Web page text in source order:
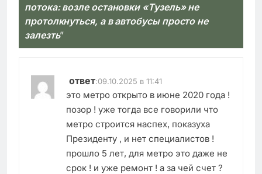
потока: возле остановки «Тузель» не
протолкнуться, а в автобусы просто не
залезть”
ответ:09.10.2025 в 11:41
это метро открыто в июне 2020 года !
позор ! уже тогда все говорили что
метро строится наспех, показуха
Президенту , и нет специалистов !
прошло 5 лет, для метро это даже не
срок ! и уже ремонт ! а за чей счет ?